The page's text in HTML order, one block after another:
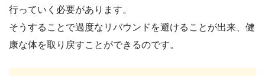
行っていく必要があります。
そうすることで過度なリバウンドを避けることが出来、健
康な体を取り戻すことができるのです。